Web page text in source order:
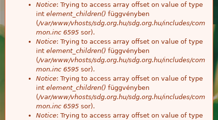
Notice: Trying to access array offset on value of type
int element_children() függvényben
(/var/www/vhosts/sdg.org.hu/sdg.org.hu/includes/com
mon.inc 6595 sor).
Notice: Trying to access array offset on value of type
int element_children() függvényben
(/var/www/vhosts/sdg.org.hu/sdg.org.hu/includes/com
mon.inc 6595 sor).
Notice: Trying to access array offset on value of type
int element_children() függvényben
(/var/www/vhosts/sdg.org.hu/sdg.org.hu/includes/com
mon.inc 6595 sor).
Notice: Trying to access array offset on value of type